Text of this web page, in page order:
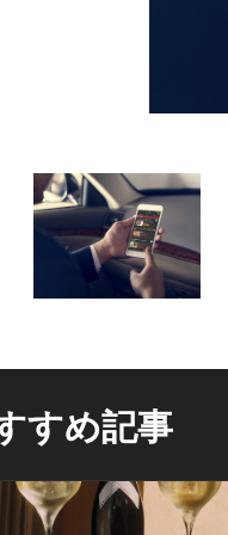
すめ記事